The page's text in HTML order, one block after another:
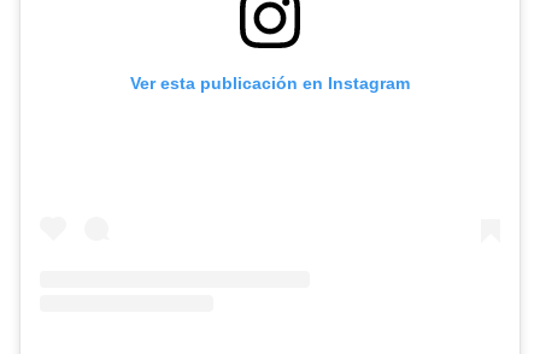
Ver esta publicación en Instagram